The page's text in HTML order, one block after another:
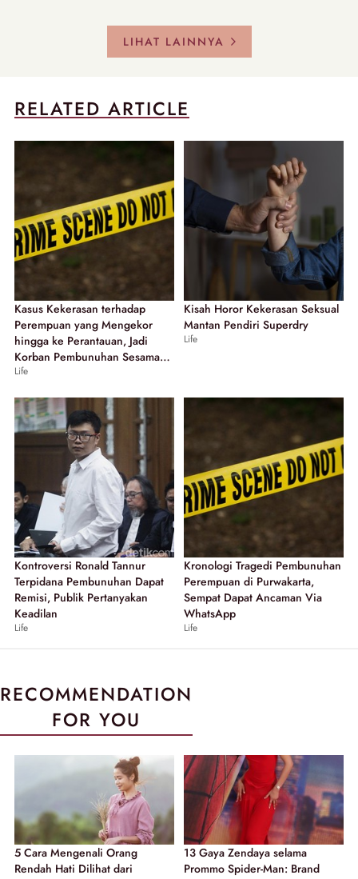
LIHAT LAINNYA
RELATED ARTICLE
Kasus Kekerasan terhadap
Perempuan yang Mengekor
hingga ke Perantauan, Jadi
Korban Pembunuhan Sesama
WNI di Jepang
Life
Kisah Horor Kekerasan Seksual
Mantan Pendiri Superdry
Life
Kontroversi Ronald Tannur
Terpidana Pembunuhan Dapat
Remisi, Publik Pertanyakan
Keadilan
Life
Kronologi Tragedi Pembunuhan
Perempuan di Purwakarta,
Sempat Dapat Ancaman Via
WhatsApp
Life
RECOMMENDATION
FOR YOU
5 Cara Mengenali Orang
Rendah Hati Dilihat dari
13 Gaya Zendaya selama
Prommo Spider-Man: Brand